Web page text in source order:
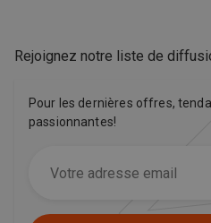
Rejoignez notre liste de
Pour les dernières offres,
passionnantes!